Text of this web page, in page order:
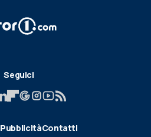
Seguici
PubblicitàContatti